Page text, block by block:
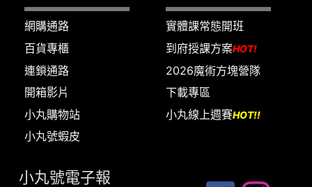
網購通路
百貨專櫃
連鎖通路
開箱影片
小丸購物站
小丸號蝦皮
實體課常態開班
到府授課方案HOT!
2026魔術方塊營隊
下載專區
小丸線上週賽HOT!!
小丸號電子報